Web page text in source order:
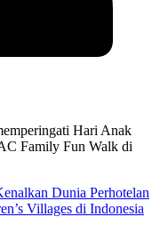
Hari Anak
Family Fun Walk di